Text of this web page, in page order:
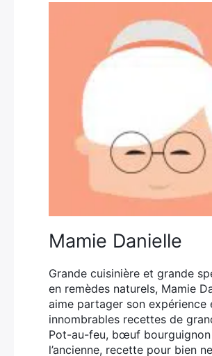
Mamie Danielle
Grande cuisinière et grande
en remèdes naturels, Mamie
aime partager son expérience
innombrables recettes de
Pot-au-feu, bœuf bourguignon
l’ancienne, recette pour bien